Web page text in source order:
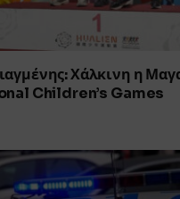
Χάλκινη η
Children’s Games